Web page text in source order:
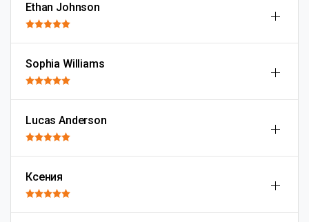
Ethan Johnson
Sophia Williams
Lucas Anderson
Ксения